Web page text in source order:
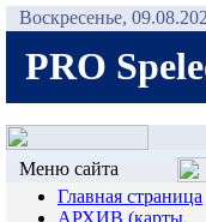
Воскресенье,
PRO
Меню сайта
Главная страница
АРХИВ (карты,